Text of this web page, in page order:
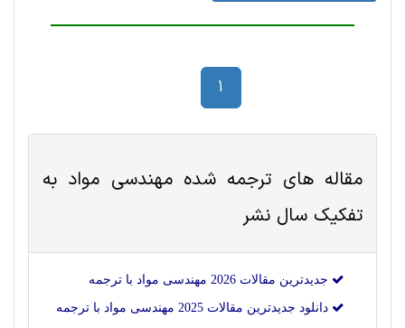
1
مقاله های ترجمه شدهمهندسی مواد به
تفکیک سال نشر
جدیدترین مقالات 2026 مهندسی مواد با ترجمه
دانلود جدیدترین مقالات 2025 مهندسی مواد با ترجمه